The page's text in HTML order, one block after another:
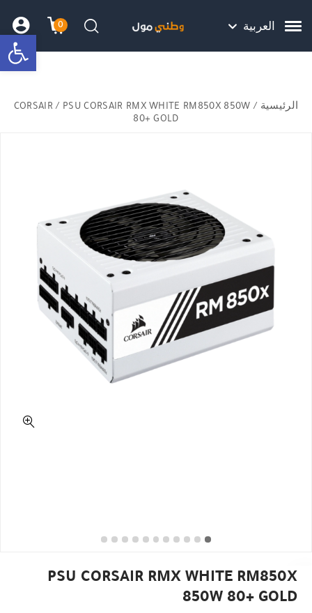
هل نزلت التطبيق ليصلك كل جديد ؟
العربية 0
עגלתחיפוש
الرئيسية /
CORSAIR/ PSU CORSAIR RMX WHITE RM850X 850W
80+ GOLD
PSU CORSAIR RMX WHITE RM850X
850W 80+ GOLD